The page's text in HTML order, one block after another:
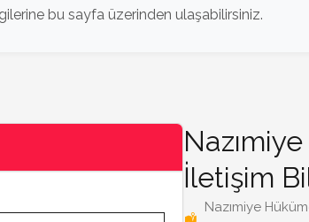
bu sayfa üzerinden ulaşabilirsiniz.
İletişim
Nazımiye